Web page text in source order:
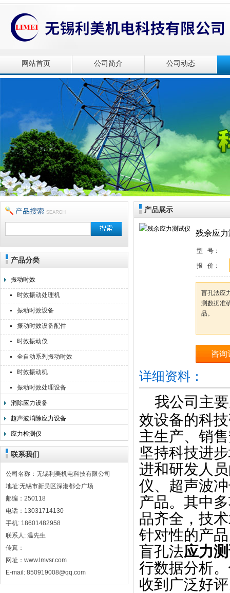
无锡利美机电科技有限公司
网站首页 公司简介 公司动态
产品分类
振动时效
时效振动处理机
振动时效设备
振动时效设备配件
时效振动仪
全自动系列振动时效
时效振动机
振动时效处理设备
消除应力设备
超声波消除应力设备
应力检测仪
联系我们
公司名称：无锡利美机电科技有限公司
地址:无锡市新吴区深港都会广场
邮编：250118
电话：13031714130
手机: 18601482958
联系人: 温先生
传真：
网址：www.lmvsr.com
E-mail: 850919008@qq.com
产品展示
残余应
型 号：
报 价：
盲孔法应
测数据准
品。
咨询
详细资料：
我公司主
效设备的科
主生产、销
坚持科技进
进和研发人
仪、超声波
产品。其中
品齐全，技
针对性的产
盲孔法应力
行数据分析
收到广泛好